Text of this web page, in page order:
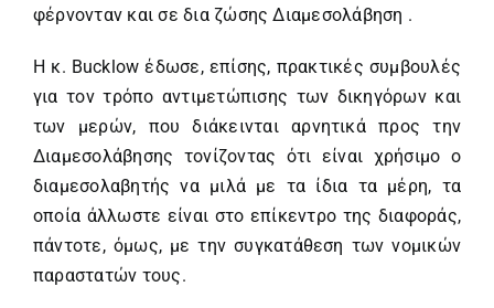
φέρνονταν και σε δια ζώσης Διαμεσολάβηση .
Η κ. Bucklow έδωσε, επίσης, πρακτικές συμβουλές
για τον τρόπο αντιμετώπισης των δικηγόρων και
των μερών, που διάκεινται αρνητικά προς την
Διαμεσολάβησης τονίζοντας ότι είναι χρήσιμο ο
διαμεσολαβητής να μιλά με τα ίδια τα μέρη, τα
οποία άλλωστε είναι στο επίκεντρο της διαφοράς,
πάντοτε, όμως, με την συγκατάθεση των νομικών
παραστατών τους.